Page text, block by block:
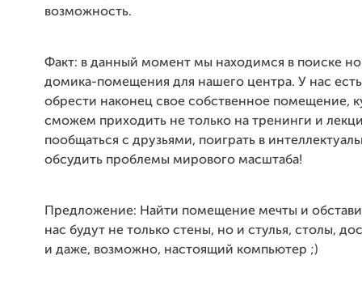
возможность.
Факт: в данный момент мы находимся в поиске
домика-помещения для нашего центра. У нас
обрести наконец свое собственное помещение,
сможем приходить не только на тренинги и
пообщаться с друзьями, поиграть в
обсудить проблемы мирового масштаба!
Предложение: Найти помещение мечты и
нас будут не только стены, но и стулья, столы,
и даже, возможно, настоящий компьютер ;)